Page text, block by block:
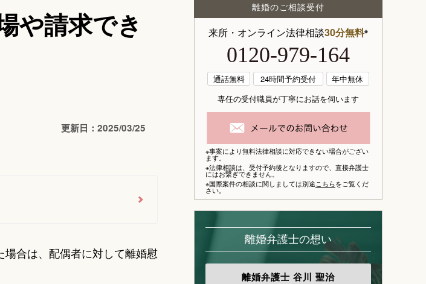
や請求でき
更新日：2025/03/25
合は、配偶者に対して離婚慰
離婚のご相談受付
来所・オンライン法律相談30分無料※
0120-979-164
通話無料 24時間予約受付
年中無休
専任の受付職員が丁寧にお話を伺います
※事案により無料法律相談に対応できない場合がござい
ます。
※法律相談は、 受付予約後となりますので、 直接弁護士
にはお繋ぎできません。
※国際案件の相談に関しましては別途こちらをご覧くだ
さい。
離婚弁護士の想い
離婚弁護士 谷川 聖治